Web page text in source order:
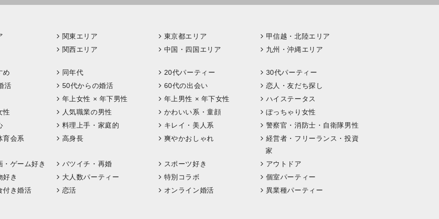
関東エリア 東京都エリア
甲信越・北陸エリア
関西エリア
中国・四国エリア 九州・沖縄エリア
め 同年代 20代パーティー
30代パーティー
活
50代からの婚活 60代の出会い
恋人・友だち探し
年上女性 × 年下男性
年上男性 × 年下女性
ハイステータス
性
人気職業の男性 かわいい系・童顔
ぽっちゃり女性
料理上手・家庭的 キレイ・美人系
警察官・消防士・自衛隊男性
育会系
高身長 爽やかおしゃれ
経営者・フリーランス・投資
家
・ゲーム好き
バツイチ・再婚 スポーツ好き
アウトドア
好き
大人数パーティー 特別コラボ
個室パーティー
付き婚活
恋活 オンライン婚活 異業種パーティー